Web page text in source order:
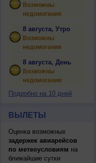
Возможны
недомогания
8 августа, Утро
Возможны
недомогания
8 августа, День
Возможны
недомогания
Подробно на 10 дней
ВЫЛЕТЫ
Оценка возможных
задержек авиарейсов
по метеоусловиям на
ближайшие сутки